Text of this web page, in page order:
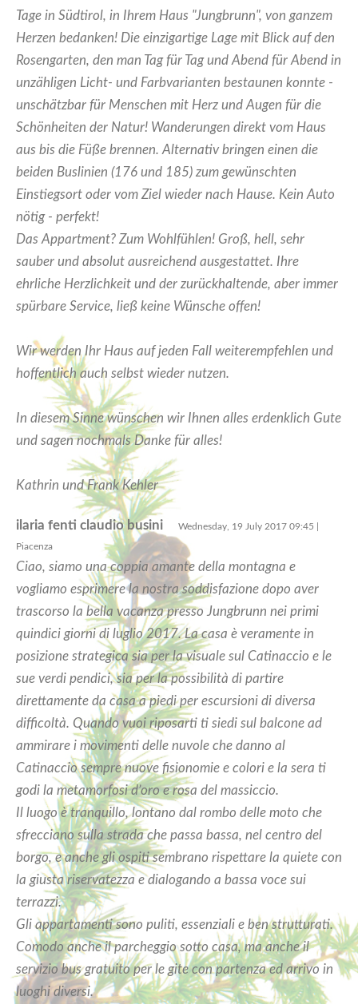
Tage in Südtirol, in Ihrem Haus "Jungbrunn", von ganzem
Herzen bedanken! Die einzigartige Lage mit Blick auf den
Rosengarten, den man Tag für Tag und Abend für Abend in
unzähligen Licht- und Farbvarianten bestaunen konnte -
unschätzbar für Menschen mit Herz und Augen für die
Schönheiten der Natur! Wanderungen direkt vom Haus
aus bis die Füße brennen. Alternativ bringen einen die
beiden Buslinien (176 und 185) zum gewünschten
Einstiegsort oder vom Ziel wieder nach Hause. Kein Auto
nötig - perfekt!
Das Appartment? Zum Wohlfühlen! Groß, hell, sehr
sauber und absolut ausreichend ausgestattet. Ihre
ehrliche Herzlichkeit und der zurückhaltende, aber immer
spürbare Service, ließ keine Wünsche offen!
Wir werden Ihr Haus auf jeden Fall weiterempfehlen und
hoffentlich auch selbst wieder nutzen.
In diesem Sinne wünschen wir Ihnen alles erdenklich Gute
und sagen nochmals Danke für alles!
Kathrin und Frank Kehler
ilaria fenti claudio busini Wednesday, 19 July 2017 09:45 |
Piacenza
Ciao, siamo una coppia amante della montagna e
vogliamo esprimere la nostra soddisfazione dopo aver
trascorso la bella vacanza presso Jungbrunn nei primi
quindici giorni di luglio 2017. La casa è veramente in
posizione strategica sia per la visuale sul Catinaccio e le
sue verdi pendici, sia per la possibilità di partire
direttamente da casa a piedi per escursioni di diversa
difficoltà. Quando vuoi riposarti ti siedi sul balcone ad
ammirare i movimenti delle nuvole che danno al
Catinaccio sempre nuove fisionomie e colori e la sera ti
godi la metamorfosi d’oro e rosa del massiccio.
Il luogo è tranquillo, lontano dal rombo delle moto che
sfrecciano sulla strada che passa bassa, nel centro del
borgo, e anche gli ospiti sembrano rispettare la quiete con
la giusta riservatezza e dialogando a bassa voce sui
terrazzi.
Gli appartamenti sono puliti, essenziali e ben strutturati.
Comodo anche il parcheggio sotto casa, ma anche il
servizio bus gratuito per le gite con partenza ed arrivo in
luoghi diversi.